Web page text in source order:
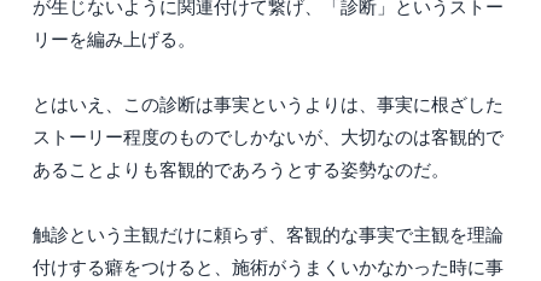
が生じないように関連付けて繋げ、「診断」というストー
リーを編み上げる。
とはいえ、この診断は事実というよりは、事実に根ざした
ストーリー程度のものでしかないが、大切なのは客観的で
あることよりも客観的であろうとする姿勢なのだ。
触診という主観だけに頼らず、客観的な事実で主観を理論
付けする癖をつけると、施術がうまくいかなかった時に事